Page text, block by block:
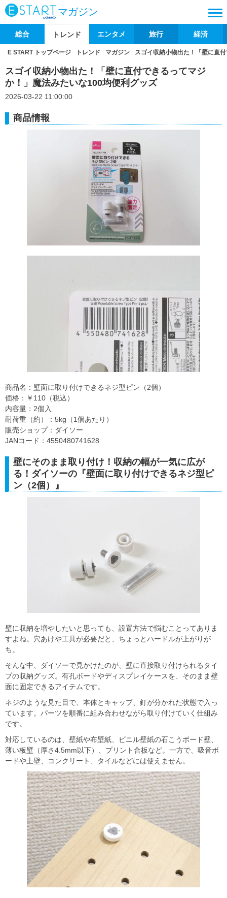
マガジン
総合 トレンド エンタメ 旅行 経済
E START トップページ トレンド マガジン スゴイ収納小物出た！「壁に直
スゴイ収納小物出た！「壁に直付できるってマジ
か！」魔法みたいな100均便利グッズ
2026-03-22 11:00:00
商品情報
商品名：壁面に取り付けできるネジ型ピン（2個）
価格：￥110（税込）
内容量：2個入
耐荷重（約）：5kg（1個あたり）
販売ショップ：ダイソー
JANコード：4550480741628
壁にそのまま取り付け！収納の幅が一気に広が
る！ダイソーの『壁面に取り付けできるネジ型ピ
ン（2個）』
壁に収納を増やしたいと思っても、設置方法で悩むことってありま
すよね。穴あけや工具が必要だと、ちょっとハードルが上がりが
ち。
そんな中、ダイソーで見かけたのが、壁に直接取り付けられるタイ
プの収納グッズ。有孔ボードやディスプレイケースを、そのまま壁
面に固定できるアイテムです。
ネジのような見た目で、本体とキャップ、釘が分かれた状態で入っ
ています。パーツを順番に組み合わせながら取り付けていく仕組み
です。
対応しているのは、壁紙や布壁紙、ビニル壁紙の石こうボード壁、
薄い板壁（厚さ4.5mm以下）、プリント合板など。一方で、吸音ボ
ードや土壁、コンクリート、タイルなどには使えません。